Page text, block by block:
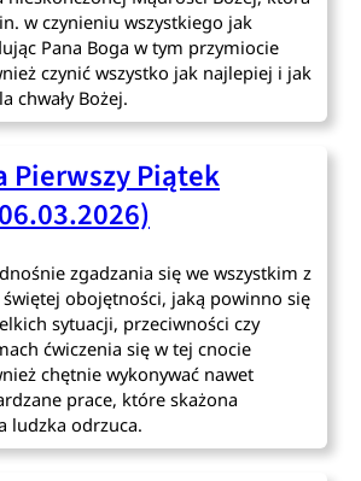
w czynieniu wszystkiego jak
Pana Boga w tym przymiocie
czynić wszystko jak najlepiej i jak
chwały Bożej.
Pierwszy Piątek
zgadzania się we wszystkim z
obojętności, jaką powinno się
sytuacji, przeciwności czy
ćwiczenia się w tej cnocie
chętnie wykonywać nawet
prace, które skażona
ludzka odrzuca.